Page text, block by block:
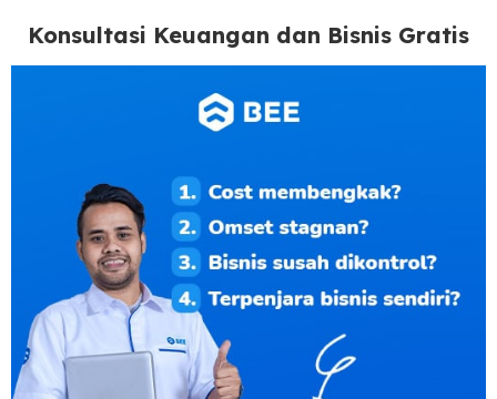
Konsultasi Keuangan dan Bisnis Gratis